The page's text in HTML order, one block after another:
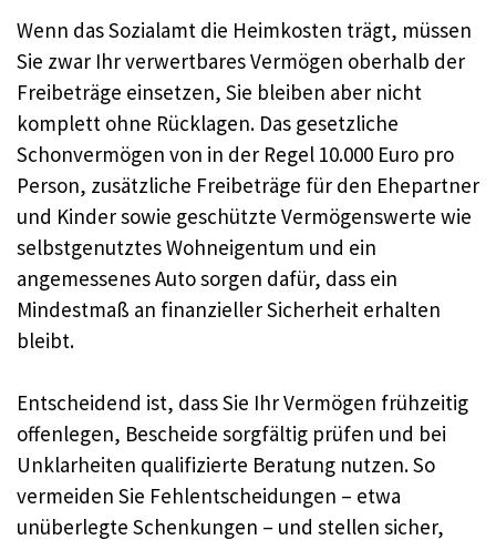
Wenn das Sozialamt die Heimkosten trägt, müssen
Sie zwar Ihr verwertbares Vermögen oberhalb der
Freibeträge einsetzen, Sie bleiben aber nicht
komplett ohne Rücklagen. Das gesetzliche
Schonvermögen von in der Regel 10.000 Euro pro
Person, zusätzliche Freibeträge für den Ehepartner
und Kinder sowie geschützte Vermögenswerte wie
selbstgenutztes Wohneigentum und ein
angemessenes Auto sorgen dafür, dass ein
Mindestmaß an finanzieller Sicherheit erhalten
bleibt.
Entscheidend ist, dass Sie Ihr Vermögen frühzeitig
offenlegen, Bescheide sorgfältig prüfen und bei
Unklarheiten qualifizierte Beratung nutzen. So
vermeiden Sie Fehlentscheidungen – etwa
unüberlegte Schenkungen – und stellen sicher,